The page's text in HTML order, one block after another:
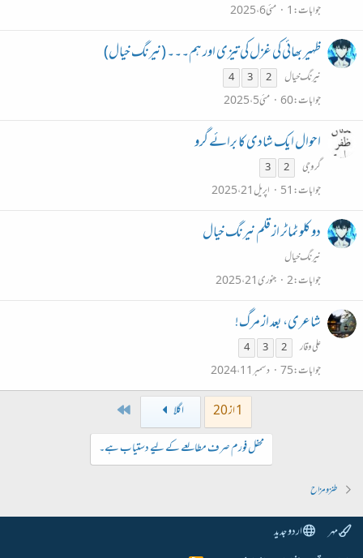
جوابات 1 مئی 6، 2025
ظہیر بھائی کی غزل کی تیزی اور ہم۔۔۔ (نیرنگ خیال)
نیرنگ خیال 2
3
4
جوابات 60 مئی 5، 2025
احوال ایک شادی کا برائے گرو
گرو جی 2
3
جوابات 51 اپریل 21، 2025
دو کلو ٹماٹر از قلم نیرنگ خیال
نیرنگ خیال
جوابات 2 جنوری 21، 2025
شاعری، بعد از مرگ!
علی وقار 2
3
4
جوابات 75 دسمبر 11، 2024
1 از 20 اگلا
محفل فورم صرف مطالعے کے لیے دستیاب ہے۔
طنز و مزاح
مہر
اردو جدید